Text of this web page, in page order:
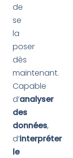
de
se
la
poser
dès
maintenant.
Capable
d’analyser
des
données,
d’interpréter
le